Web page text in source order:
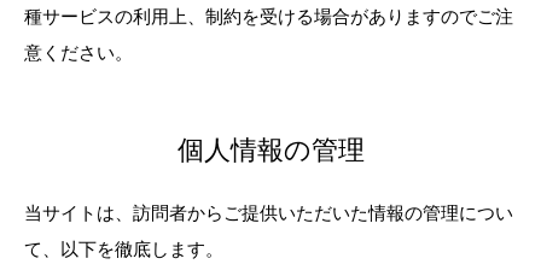
種サービスの利用上、制約を受ける場合がありますのでご注
意ください。
個人情報の管理
当サイトは、訪問者からご提供いただいた情報の管理につい
て、以下を徹底します。